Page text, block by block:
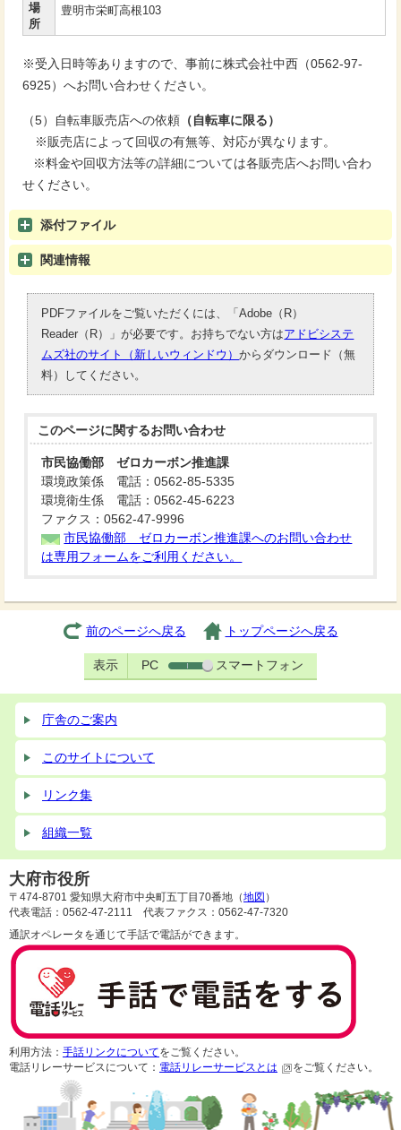
場
所
豊明市栄町高根103
※受入日時等ありますので、事前に株式会社中西（0562-97-
6925）へお問い合わせください。
（5）自転車販売店への依頼 （自転車に限る）
※販売店によって回収の有無等、対応が異なります。
※料金や回収方法等の詳細については各販売店へお問い合わ
せください。
添付ファイル
関連情報
PDFファイルをご覧いただくには、「Adobe（R）
Reader（R）」が必要です。お持ちでない方はアドビシステ
ムズ社のサイト（新しいウィンドウ）からダウンロード（無
料）してください。
このページに関するお問い合わせ
市民協働部 ゼロカーボン推進課
環境政策係 電話：0562-85-5335
環境衛生係 電話：0562-45-6223
ファクス：0562-47-9996
市民協働部 ゼロカーボン推進課へのお問い合わせ
は専用フォームをご利用ください。
前のページへ戻る トップページへ戻る
表示 PC スマートフォン
庁舎のご案内
このサイトについて
リンク集
組織一覧
大府市役所
〒474-8701 愛知県大府市中央町五丁目70番地（地図 ）
代表電話：0562-47-2111 代表ファクス：0562-47-7320
通訳オペレータを通じて手話で電話ができます。
利用方法： 手話リンクについてをご覧ください。
電話リレーサービスについて： 電話リレーサービスとは をご覧ください。